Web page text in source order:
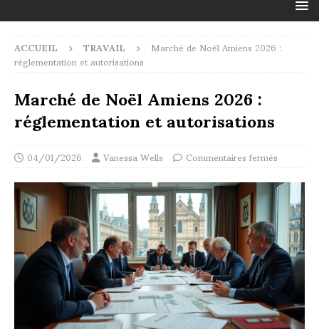
ACCUEIL TRAVAIL Marché de Noël Amiens 2026 :
réglementation et autorisations
Marché de Noël Amiens 2026 :
réglementation et autorisations
04/01/2026 Vanessa Wells Commentaires fermés